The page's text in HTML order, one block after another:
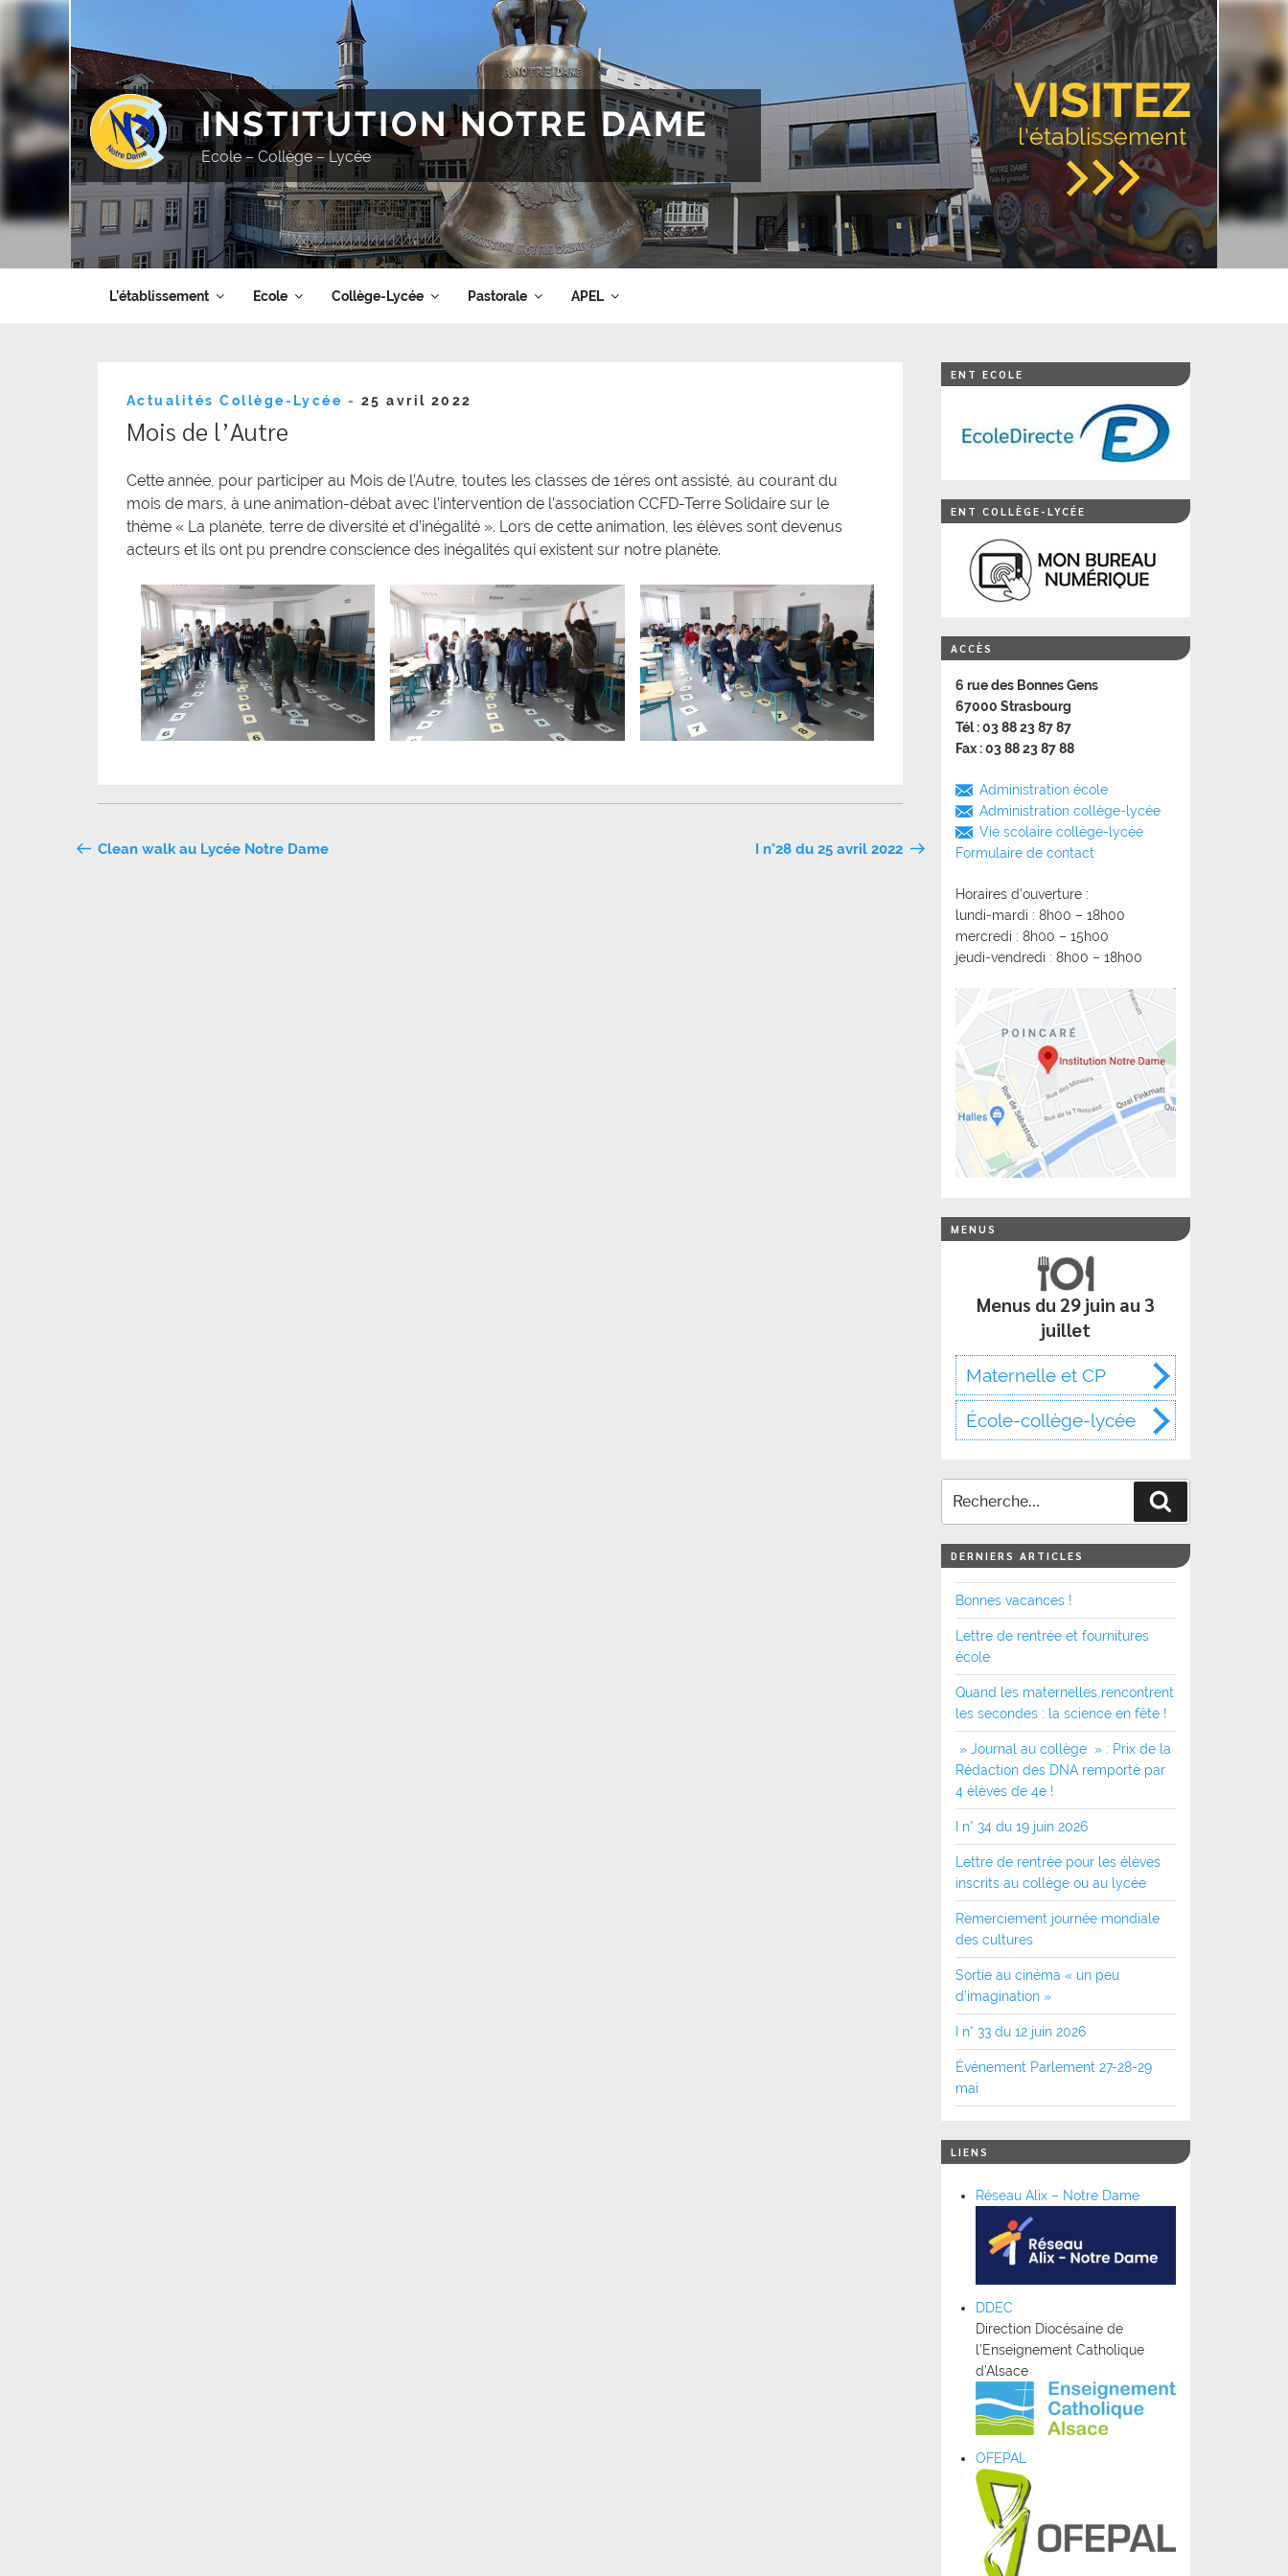
Aller
contenu
principal
VISITEZ
l'établissement
INSTITUTION NOTRE DAME
Ecole – Collège – Lycée
L’établissement Ecole Collège-Lycée Pastorale APEL
Actualités Collège-Lycée - Publié
25 avril 2022
Mois de l’Autre
Cette année, pour participer au Mois de l’Autre, toutes les classes de 1ères ont assisté, au courant du
mois de mars, à une animation-débat avec l’intervention de l’association CCFD-Terre Solidaire sur le
thème « La planète, terre de diversité et d’inégalité ». Lors de cette animation, les élèves sont devenus
acteurs et ils ont pu prendre conscience des inégalités qui existent sur notre planète.
Navigation
Clean walk au Lycée Notre Dame I n°28 du 25 avril 2022
ENT ECOLE
ENT COLLÈGE-LYCÉE
ACCÈS
6 rue des Bonnes Gens
67000 Strasbourg
Tél : 03 88 23 87 87
Fax : 03 88 23 87 88
Administration école
Administration collège-lycée
Vie scolaire collège-lycée
Formulaire de contact
Horaires d’ouverture :
lundi-mardi : 8h00 – 18h00
mercredi : 8h00 – 15h00
jeudi-vendredi : 8h00 – 18h00
MENUS
Menus du 29 juin au 3
juillet
Maternelle et CP
École-collège-lycée
DERNIERS ARTICLES
Bonnes vacances !
Lettre de rentrée et fournitures
école
Quand les maternelles rencontrent
les secondes : la science en fête !
» Journal au collège » : Prix de la
Rédaction des DNA remporté par
4 élèves de 4e !
I n° 34 du 19 juin 2026
Lettre de rentrée pour les élèves
inscrits au collège ou au lycée
Remerciement journée mondiale
des cultures
Sortie au cinéma « un peu
d’imagination »
I n° 33 du 12 juin 2026
Événement Parlement 27-28-29
mai
LIENS
Réseau Alix – Notre Dame
DDEC
Direction Diocésaine de
l’Enseignement Catholique
d’Alsace
OFEPAL